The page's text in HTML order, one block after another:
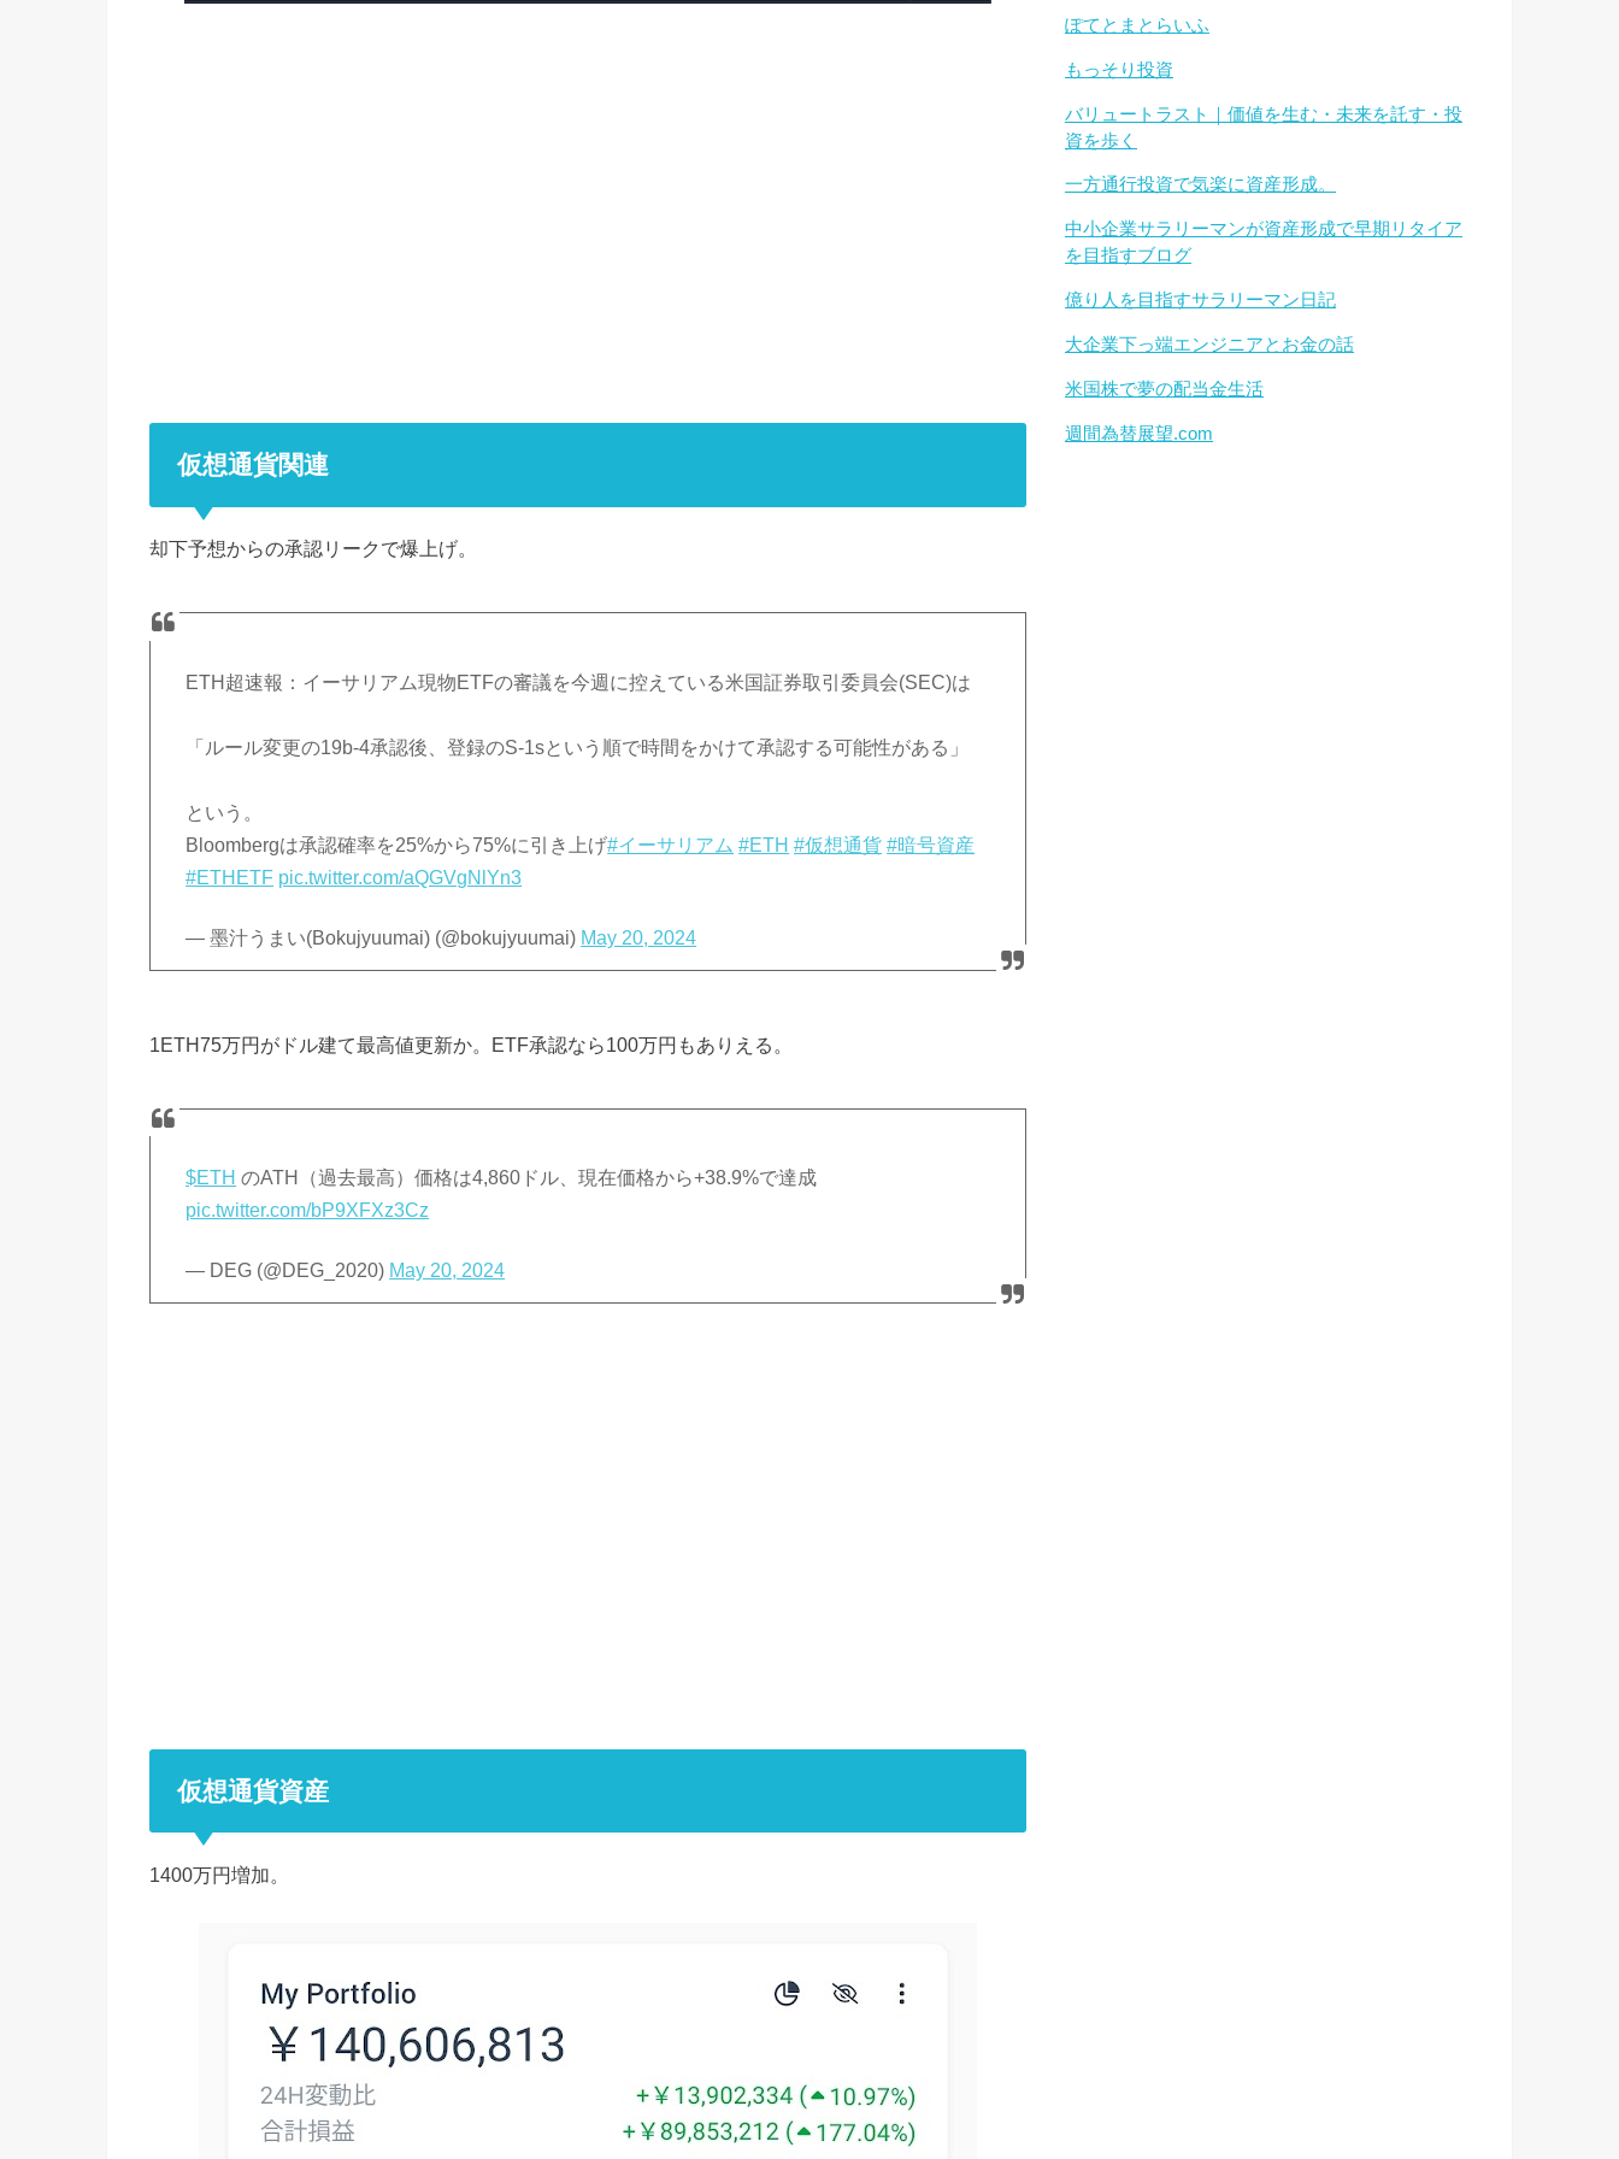
仮想通貨関連
却下予想からの承認リークで爆上げ。
ETH超速報：イーサリアム現物ETFの審議を今週に控えている米国証券取引委員会(SEC)は
「ルール変更の19b-4承認後、登録のS-1sという順で時間をかけて承認する可能性がある」
という。
Bloombergは承認確率を25%から75%に引き上げ#イーサリアム #ETH #仮想通貨 #暗号資産
#ETHETF pic.twitter.com/aQGVgNlYn3
— 墨汁うまい(Bokujyuumai) (@bokujyuumai) May 20, 2024
1ETH75万円がドル建て最高値更新か。ETF承認なら100万円もありえる。
$ETH のATH（過去最高）価格は4,860ドル、現在価格から+38.9%で達成
pic.twitter.com/bP9XFXz3Cz
— DEG (@DEG_2020) May 20, 2024
仮想通貨資産
1400万円増加。
ぽてとまとらいふ
もっそり投資
バリュートラスト｜価値を生む・未来を託す・投
資を歩く
一方通行投資で気楽に資産形成。
中小企業サラリーマンが資産形成で早期リタイア
を目指すブログ
億り人を目指すサラリーマン日記
大企業下っ端エンジニアとお金の話
米国株で夢の配当金生活
週間為替展望.com